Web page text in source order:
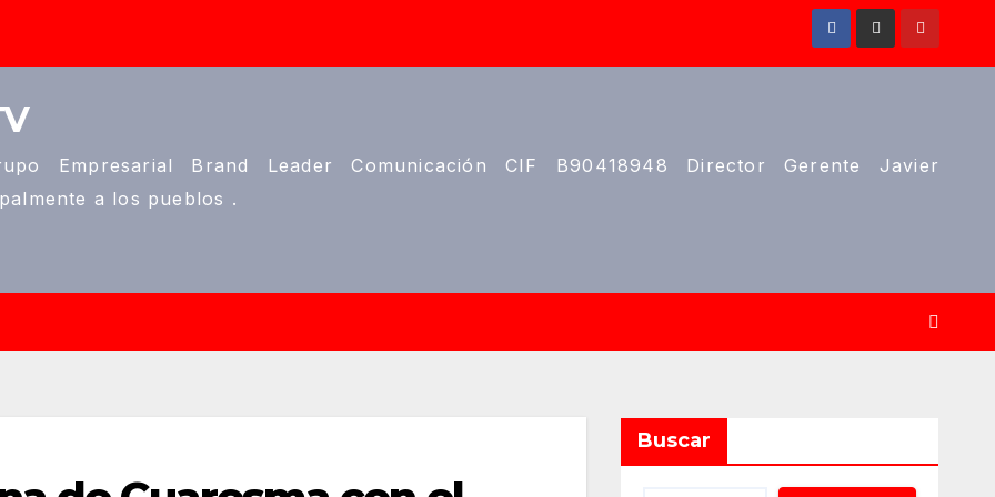
Empresarial Brand Leader Comunicación CIF B90418948 Director Gerente Javier
a los pueblos .
Buscar